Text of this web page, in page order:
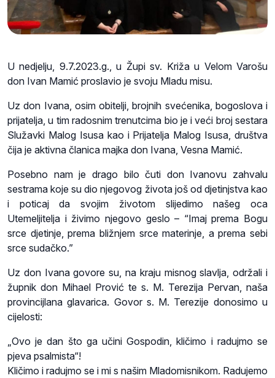
U nedjelju, 9.7.2023.g., u Župi sv. Križa u Velom Varošu
don Ivan Mamić proslavio je svoju Mladu misu.
Uz don Ivana, osim obitelji, brojnih svećenika, bogoslova i
prijatelja, u tim radosnim trenutcima bio je i veći broj sestara
Služavki Malog Isusa kao i Prijatelja Malog Isusa, društva
čija je aktivna članica majka don Ivana, Vesna Mamić.
Posebno nam je drago bilo čuti don Ivanovu zahvalu
sestrama koje su dio njegovog života još od djetinjstva kao
i poticaj da svojim životom slijedimo našeg oca
Utemeljitelja i živimo njegovo geslo – “Imaj prema Bogu
srce djetinje, prema bližnjem srce materinje, a prema sebi
srce sudačko.”
Uz don Ivana govore su, na kraju misnog slavlja, održali i
župnik don Mihael Prović te s. M. Terezija Pervan, naša
provincijlana glavarica. Govor s. M. Terezije donosimo u
cijelosti:
„Ovo je dan što ga učini Gospodin, kličimo i radujmo se
pjeva psalmista“!
Kličimo i radujmo se i mi s našim Mladomisnikom. Radujemo